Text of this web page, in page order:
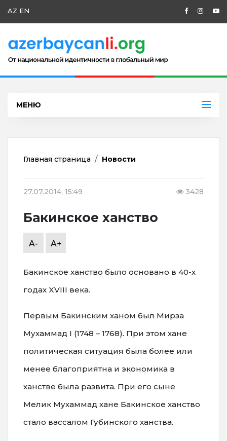
AZ EN
МЕНЮ
Главная страница Новости
27.07.2014, 15:49 3428
Бакинское ханство
A- A+
Бакинское ханство было основано в 40-х
годах XVIII века.
Первым Бакинским ханом был Мирза
Мухаммад I (1748 – 1768). При этом хане
политическая ситуация была более или
менее благоприятна и экономика в
ханстве была развита. При его сыне
Мелик Мухаммад хане Бакинское ханство
стало вассалом Губинского ханства.